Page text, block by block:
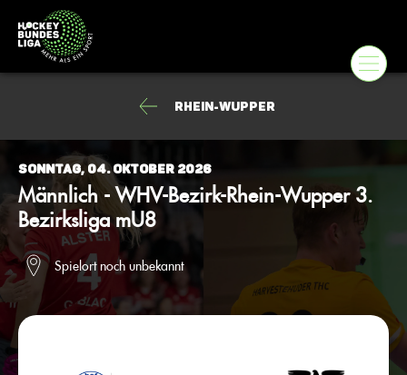
Rhein-Wupper
Sonntag, 04. Oktober 2026
Männlich - WHV-Bezirk-Rhein-Wupper 3.
Bezirksliga mU8
Spielort noch unbekannt